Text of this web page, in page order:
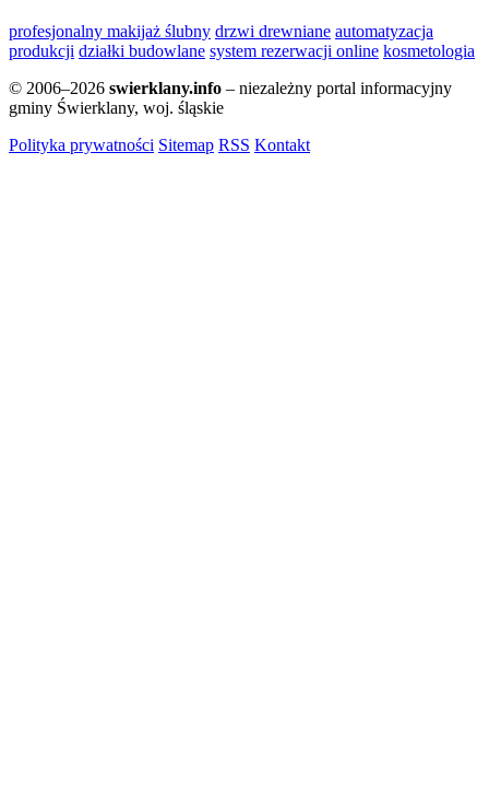
profesjonalny makijaż ślubny drzwi drewniane automatyzacja
produkcji działki budowlane system rezerwacji online kosmetologia
© 2006–2026 swierklany.info – niezależny portal informacyjny
gminy Świerklany, woj. śląskie
Polityka prywatności Sitemap RSS Kontakt